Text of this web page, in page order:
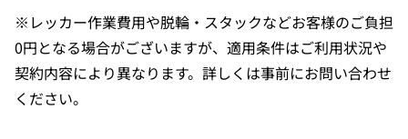
※レッカー作業費用や脱輪・スタックなどお客様のご負担
0円となる場合がございますが、適用条件はご利用状況や
契約内容により異なります。詳しくは事前にお問い合わせ
ください。